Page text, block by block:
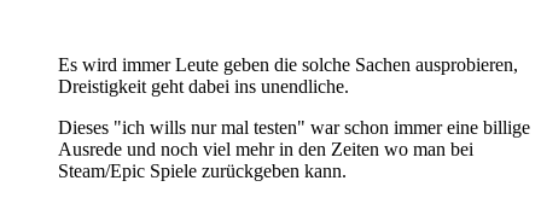
Es wird immer Leute geben die solche Sachen ausprobieren,
Dreistigkeit geht dabei ins unendliche.
Dieses "ich wills nur mal testen" war schon immer eine billige
Ausrede und noch viel mehr in den Zeiten wo man bei
Steam/Epic Spiele zurückgeben kann.